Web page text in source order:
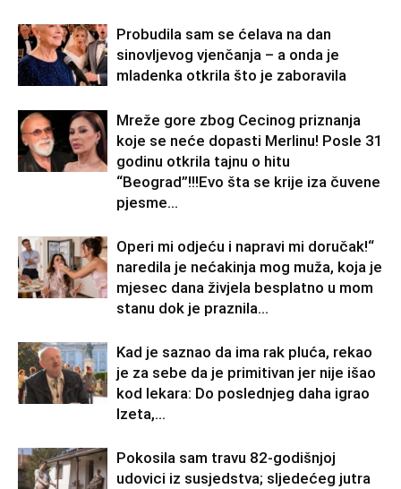
Probudila sam se ćelava na dan
sinovljevog vjenčanja – a onda je
mladenka otkrila što je zaboravila
Mreže gore zbog Cecinog priznanja
koje se neće dopasti Merlinu! Posle 31
godinu otkrila tajnu o hitu
“Beograd”!!!Evo šta se krije iza čuvene
pjesme...
Operi mi odjeću i napravi mi doručak!“
naredila je nećakinja mog muža, koja je
mjesec dana živjela besplatno u mom
stanu dok je praznila...
Kad je saznao da ima rak pluća, rekao
je za sebe da je primitivan jer nije išao
kod lekara: Do poslednjeg daha igrao
Izeta,...
Pokosila sam travu 82-godišnjoj
udovici iz susjedstva; sljedećeg jutra